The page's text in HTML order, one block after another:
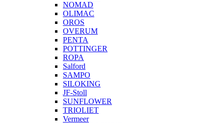
NOMAD
OLIMAC
OROS
OVERUM
PENTA
POTTINGER
ROPA
Salford
SAMPO
SILOKING
JF-Stoll
SUNFLOWER
TRIOLIET
Vermeer